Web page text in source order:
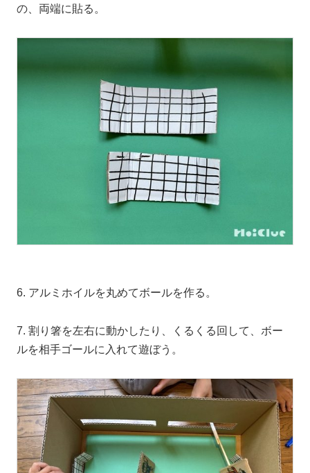
の、両端に貼る。
6. アルミホイルを丸めてボールを作る。
7. 割り箸を左右に動かしたり、くるくる回して、ボー
ルを相手ゴールに入れて遊ぼう。